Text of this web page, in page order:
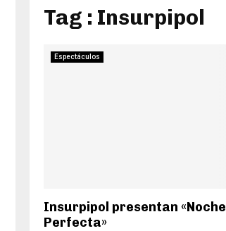
Tag : Insurpipol
Espectáculos
Insurpipol presentan «Noche
Perfecta»